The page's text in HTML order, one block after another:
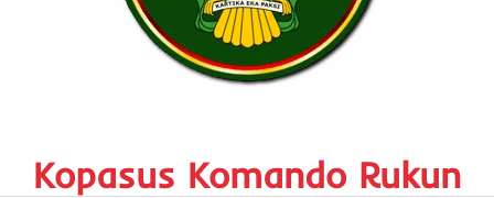
Kopasus Komando Rukun